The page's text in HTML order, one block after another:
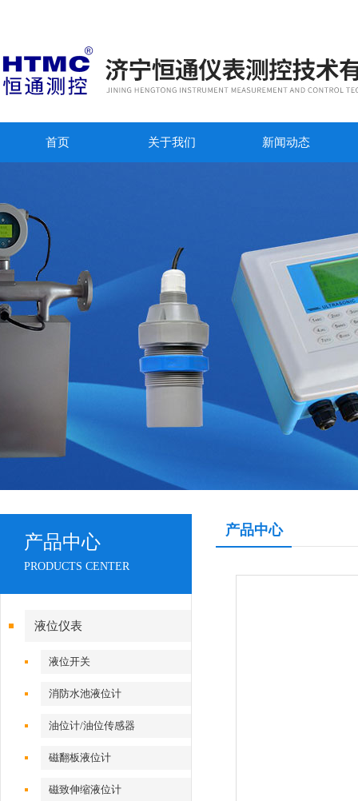
首页 关于我们 新闻动态
产品中心
PRODUCTS CENTER
液位仪表
液位开关
消防水池液位计
油位计/油位传感器
磁翻板液位计
磁致伸缩液位计
产品中心